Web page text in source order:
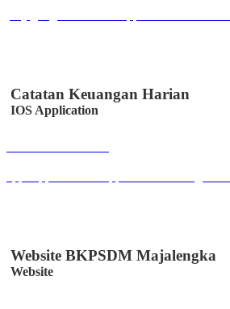
Catatan Keuangan Harian
IOS Application
Website BKPSDM Majalengka
Website